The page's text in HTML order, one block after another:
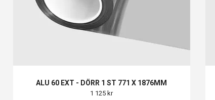
ALU 60 EXT - DÖRR 1 ST 771 X 1876MM
1 125 kr